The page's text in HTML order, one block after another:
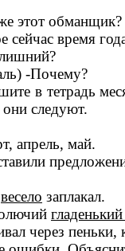
обманщик?
время
-Почему?
следуют.
май.
весело заплакал.
гладенький
через пеньки,